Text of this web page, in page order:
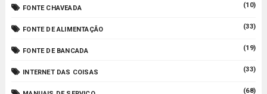
FONTE CHAVEADA (10)
FONTE DE ALIMENTAÇÃO (33)
FONTE DE BANCADA (19)
INTERNET DAS COISAS (33)
(68)